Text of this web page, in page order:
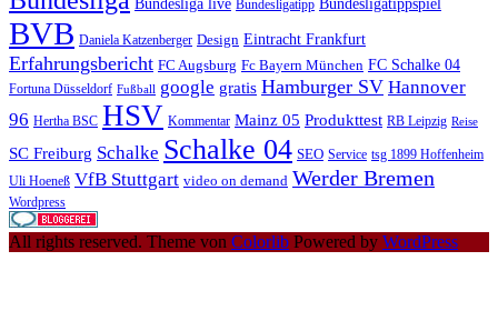
Bundesligatipp
BVB Daniela Katzenberger Design Eintracht Frankfurt
Erfahrungsbericht FC Augsburg Fc Bayern München FC Schalke 04
Fortuna Düsseldorf Fußball google gratis Hamburger SV Hannover
96 Hertha BSC HSV Kommentar Mainz 05 Produkttest RB Leipzig Reise
SC Freiburg Schalke Schalke 04 SEO Service tsg 1899 Hoffenheim
Uli Hoeneß VfB Stuttgart video on demand Werder Bremen
Wordpress
All rights reserved. Theme von Colorlib Powered by WordPress